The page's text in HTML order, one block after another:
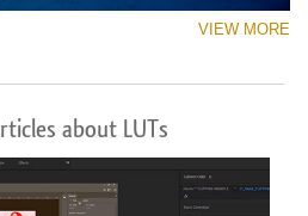
VIEW MORE
about LUTs